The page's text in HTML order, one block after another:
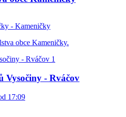
- Kameničky
obce Kameničky.
Vysočiny - Rváčov
17:09